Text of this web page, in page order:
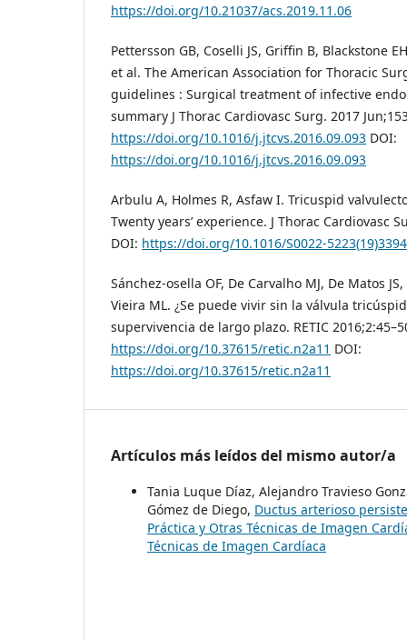
https://doi.org/10.21037/acs.2019.11.06
Pettersson GB, Coselli JS, Griffin B, Blackstone
et al. The American Association for Thoracic
guidelines : Surgical treatment of infective
summary J Thorac Cardiovasc Surg. 2017
https://doi.org/10.1016/j.jtcvs.2016.09.093 DOI:
https://doi.org/10.1016/j.jtcvs.2016.09.093
Arbulu A, Holmes R, Asfaw I. Tricuspid
Twenty years’ experience. J Thorac Cardiovasc
DOI: https://doi.org/10.1016/S0022-
Sánchez-osella OF, De Carvalho MJ, De Matos
Vieira ML. ¿Se puede vivir sin la válvula
supervivencia de largo plazo. RETIC
https://doi.org/10.37615/retic.n2a11 DOI:
https://doi.org/10.37615/retic.n2a11
Artículos más leídos del mismo autor/a
Tania Luque Díaz, Alejandro Travieso
Gómez de Diego, Ductus arterioso
Práctica y Otras Técnicas de Imagen
Técnicas de Imagen Cardíaca